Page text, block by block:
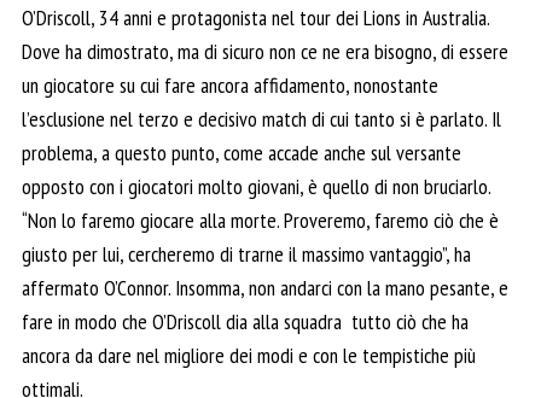
O’Driscoll, 34 anni e protagonista nel tour dei Lions in Australia.
Dove ha dimostrato, ma di sicuro non ce ne era bisogno, di essere
un giocatore su cui fare ancora affidamento, nonostante
l’esclusione nel terzo e decisivo match di cui tanto si è parlato. Il
problema, a questo punto, come accade anche sul versante
opposto con i giocatori molto giovani, è quello di non bruciarlo.
“Non lo faremo giocare alla morte. Proveremo, faremo ciò che è
giusto per lui, cercheremo di trarne il massimo vantaggio”, ha
affermato O’Connor. Insomma, non andarci con la mano pesante, e
fare in modo che O’Driscoll dia alla squadra tutto ciò che ha
ancora da dare nel migliore dei modi e con le tempistiche più
ottimali.